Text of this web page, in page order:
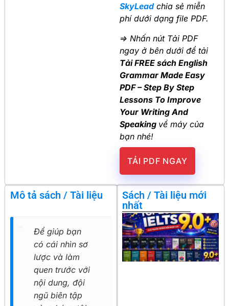
SkyLeadchia sẻ miễn
phí dưới dạng file PDF.
=> Nhấn nút Tải PDF
ngay ở bên dưới để tải
Tải FREE sách English
Grammar Made Easy
PDF – Step By Step
Lessons To Improve
Your Writing And
Speaking về máy của
bạn nhé!
TẢI PDF NGAY
Mô tả sách / Tài liệu
Để giúp bạn
có cái nhìn sơ
lược và làm
quen trước với
nội dung, đội
ngũ biên tập
Sách / Tài liệu mới
nhất